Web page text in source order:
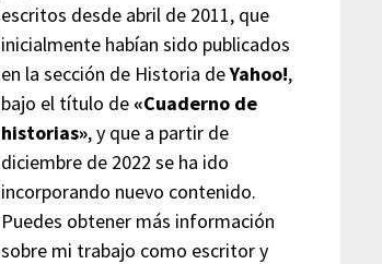
escritos desde abril de 2011, que
inicialmente habían sido publicados
en la sección de Historia deYahoo!,
bajo el título de «Cuaderno de
historias», y que a partir de
diciembre de 2022 se ha ido
incorporando nuevo contenido.
Puedes obtener más información
sobre mi trabajo como escritor y